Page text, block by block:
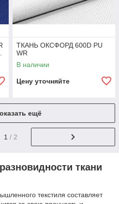
ТКАНЬ ОКСФОРД 600D PU
WR
В наличии
Цену уточняйте
ещё
1 / 2
ткани
текстиля составляет